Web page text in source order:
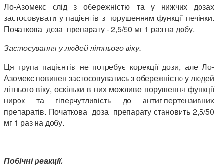
Ло-Азомекс слід з обережністю та у нижчих дозах
застосовувати у пацієнтів з порушенням функції печінки.
Початкова доза препарату - 2,5/50 мг 1 раз на добу.
Застосування у людей літнього віку.
Ця група пацієнтів не потребує корекції дози, але Ло-
Азомекс повинен застосовуватись з обережністю у людей
літнього віку, оскільки в них можливе порушення функції
нирок та гіперчутливість до антигіпертензивних
препаратів. Початкова доза препарату становить 2,5/50
мг 1 раз на добу.
Побічні реакції.